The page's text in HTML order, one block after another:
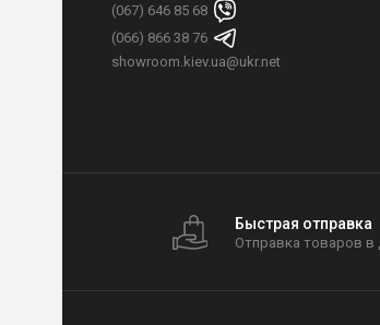
(067) 646 85 68
(066) 866 38 76
showroom.kiev.ua@ukr.net
Быстрая отправка
Отправка товаров в